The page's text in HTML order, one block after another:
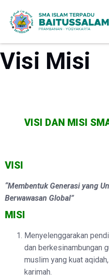
Visi Misi
VISI DAN MISI
VISI
“Membentuk Generasi yang
Berwawasan Global”
MISI
Menyelenggarakan
dan berkesinambungan
muslim yang kuat
karimah.